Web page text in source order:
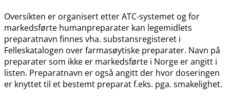
Oversikten er organisert etter ATC-systemet og for
markedsførte humanpreparater kan legemidlets
preparatnavn finnes vha. substansregisteret i
Felleskatalogen over farmasøytiske preparater. Navn på
preparater som ikke er markedsførte i Norge er angitt i
listen. Preparatnavn er også angitt der hvor doseringen
er knyttet til et bestemt preparat f.eks. pga. smakelighet.